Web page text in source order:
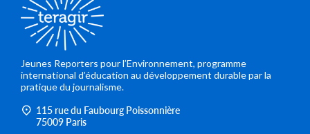
Jeunes Reporters pour l’Environnement, programme
international d’éducation au développement durable par la
pratique du journalisme.
115 rue du Faubourg Poissonnière
75009 Paris